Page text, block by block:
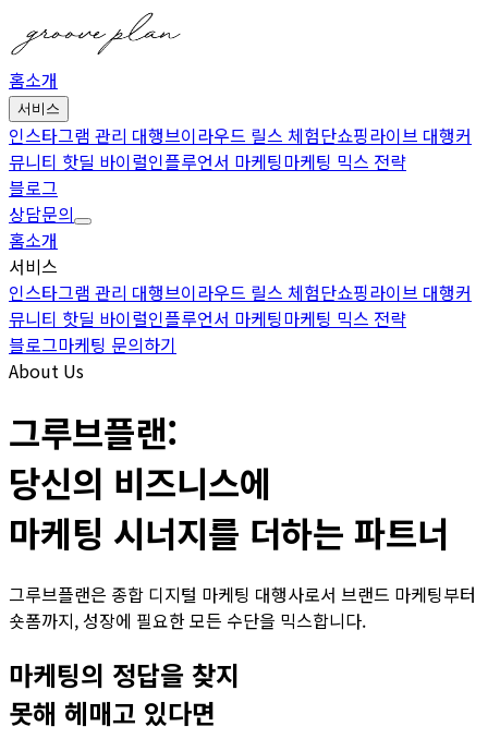
홈소개
서비스
인스타그램 관리 대행브이라우드 릴스 체험단쇼핑라이브 대행커
뮤니티 핫딜 바이럴인플루언서 마케팅마케팅 믹스 전략
블로그
상담문의
홈소개
서비스
인스타그램 관리 대행브이라우드 릴스 체험단쇼핑라이브 대행커
뮤니티 핫딜 바이럴인플루언서 마케팅마케팅 믹스 전략
블로그마케팅 문의하기
About Us
그루브플랜:
당신의 비즈니스에
마케팅 시너지를 더하는 파트너
그루브플랜은 종합 디지털 마케팅 대행사로서 브랜드 마케팅부터
숏폼까지, 성장에 필요한 모든 수단을 믹스합니다.
마케팅의 정답을 찾지
못해 헤매고 있다면